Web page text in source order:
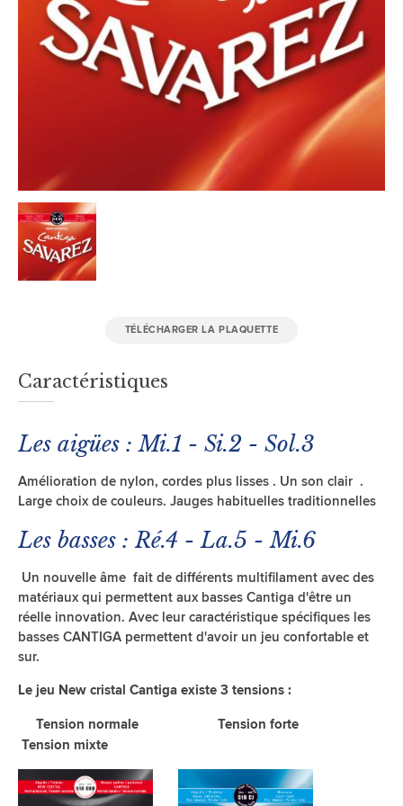
TÉLÉCHARGER LA PLAQUETTE
Caractéristiques
Les aigües : Mi.1 - Si.2 - Sol.3
Amélioration de nylon, cordes plus lisses . Un son clair .
Large choix de couleurs. Jauges habituelles traditionnelles
Les basses : Ré.4 - La.5 - Mi.6
Un nouvelle âme fait de différents multifilament avec des
matériaux qui permettent aux basses Cantiga d'être un
réelle innovation. Avec leur caractéristique spécifiques les
basses CANTIGA permettent d'avoir un jeu confortable et
sur.
Le jeu New cristal Cantiga existe 3 tensions :
Tension normale Tension forte
Tension mixte